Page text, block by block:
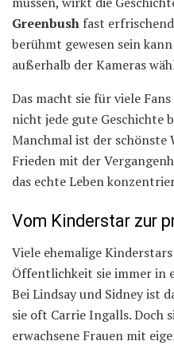
Greenbush fast
berühmt gewesen sein
außerhalb der Kameras
Das macht sie für viele
nicht jede gute Geschichte
Manchmal ist der schönste
Frieden mit der
das echte Leben
Vom Kinderstar zur
Viele ehemalige
Öffentlichkeit sie immer in
Bei Lindsay und Sidney ist
sie oft Carrie Ingalls. Doch
erwachsene Frauen mit